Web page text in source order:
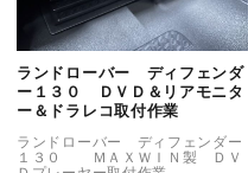
ランドローバー ディフェンダ
ー１３０ ＤＶＤ＆リアモニタ
ー＆ドラレコ取付作業
ランドローバー ディフェンダー
１３０ ＭＡＸＷＩＮ製 ＤＶ